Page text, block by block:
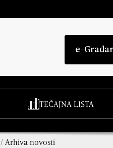
e-
TEČAJNA LISTA
/ Arhiva novosti